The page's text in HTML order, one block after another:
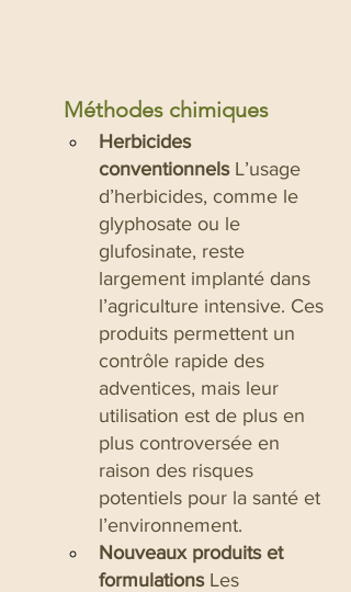
Méthodes chimiques
Herbicides
conventionnels L’usage
d’herbicides, comme le
glyphosate ou le
glufosinate, reste
largement implanté dans
l’agriculture intensive. Ces
produits permettent un
contrôle rapide des
adventices, mais leur
utilisation est de plus en
plus controversée en
raison des risques
potentiels pour la santé et
l’environnement.
Nouveaux produits et
formulations Les